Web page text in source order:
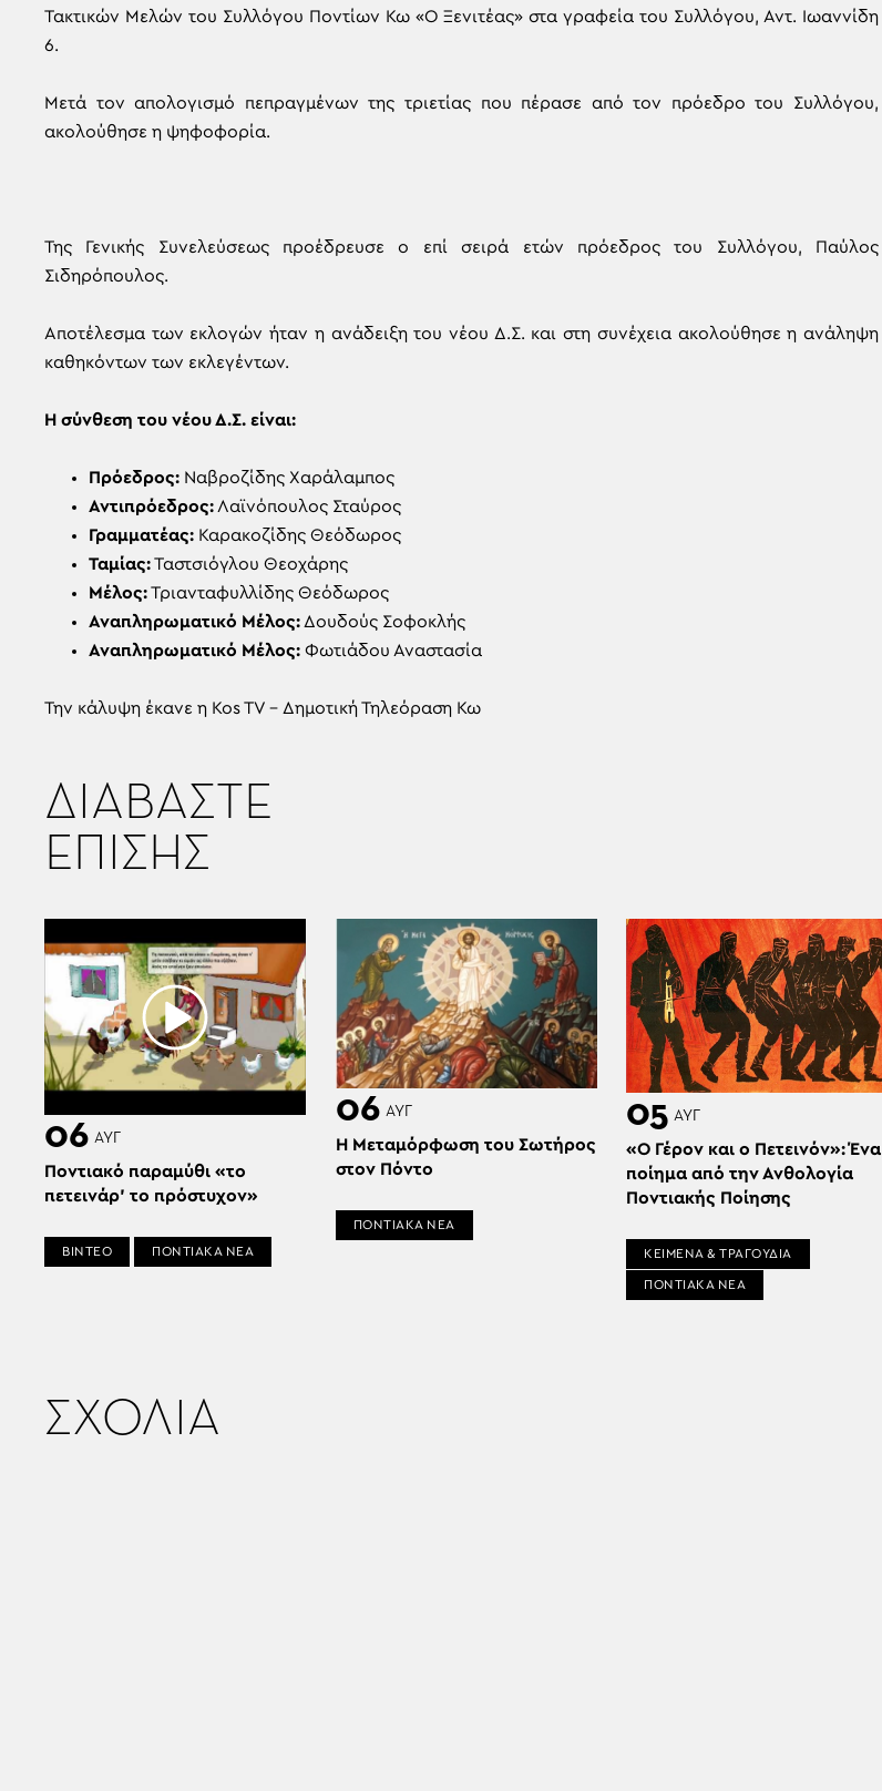
Τακτικών Μελών του Συλλόγου Ποντίων Κω «Ο Ξενιτέας» στα γραφεία του Συλλόγου, Αντ. Ιωαννίδη
6.
Μετά τον απολογισμό πεπραγμένων της τριετίας που πέρασε από τον πρόεδρο του Συλλόγου,
ακολούθησε η ψηφοφορία.
Της Γενικής Συνελεύσεως προέδρευσε ο επί σειρά ετών πρόεδρος του Συλλόγου, Παύλος
Σιδηρόπουλος.
Αποτέλεσμα των εκλογών ήταν η ανάδειξη του νέου Δ.Σ. και στη συνέχεια ακολούθησε η ανάληψη
καθηκόντων των εκλεγέντων.
Η σύνθεση του νέου Δ.Σ. είναι:
Πρόεδρος: Ναβροζίδης Χαράλαμπος
Αντιπρόεδρος: Λαϊνόπουλος Σταύρος
Γραμματέας: Καρακοζίδης Θεόδωρος
Ταμίας:Ταστσιόγλου Θεοχάρης
Μέλος:Τριανταφυλλίδης Θεόδωρος
Αναπληρωματικό Μέλος: Δουδούς Σοφοκλής
Αναπληρωματικό Μέλος: Φωτιάδου Αναστασία
Την κάλυψη έκανε η Kos TV – Δημοτική Τηλεόραση Κω
ΔΙΑΒΑΣΤΕ
ΕΠΙΣΗΣ
06 ΑΥΓ
Ποντιακό παραμύθι «το
πετεινάρ’ το πρόστυχον»
ΒΙΝΤΕΟ ΠΟΝΤΙΑΚΑ ΝΕΑ
06 ΑΥΓ
Η Μεταμόρφωση του Σωτήρος
στον Πόντο
ΠΟΝΤΙΑΚΑ ΝΕΑ
05 ΑΥΓ
«Ο Γέρον και ο Πετεινόν»: Ένα
ποίημα από την Ανθολογία
Ποντιακής Ποίησης
ΚΕΙΜΕΝΑ & ΤΡΑΓΟΥΔΙΑ
ΠΟΝΤΙΑΚΑ ΝΕΑ
ΣΧΟΛΙΑ